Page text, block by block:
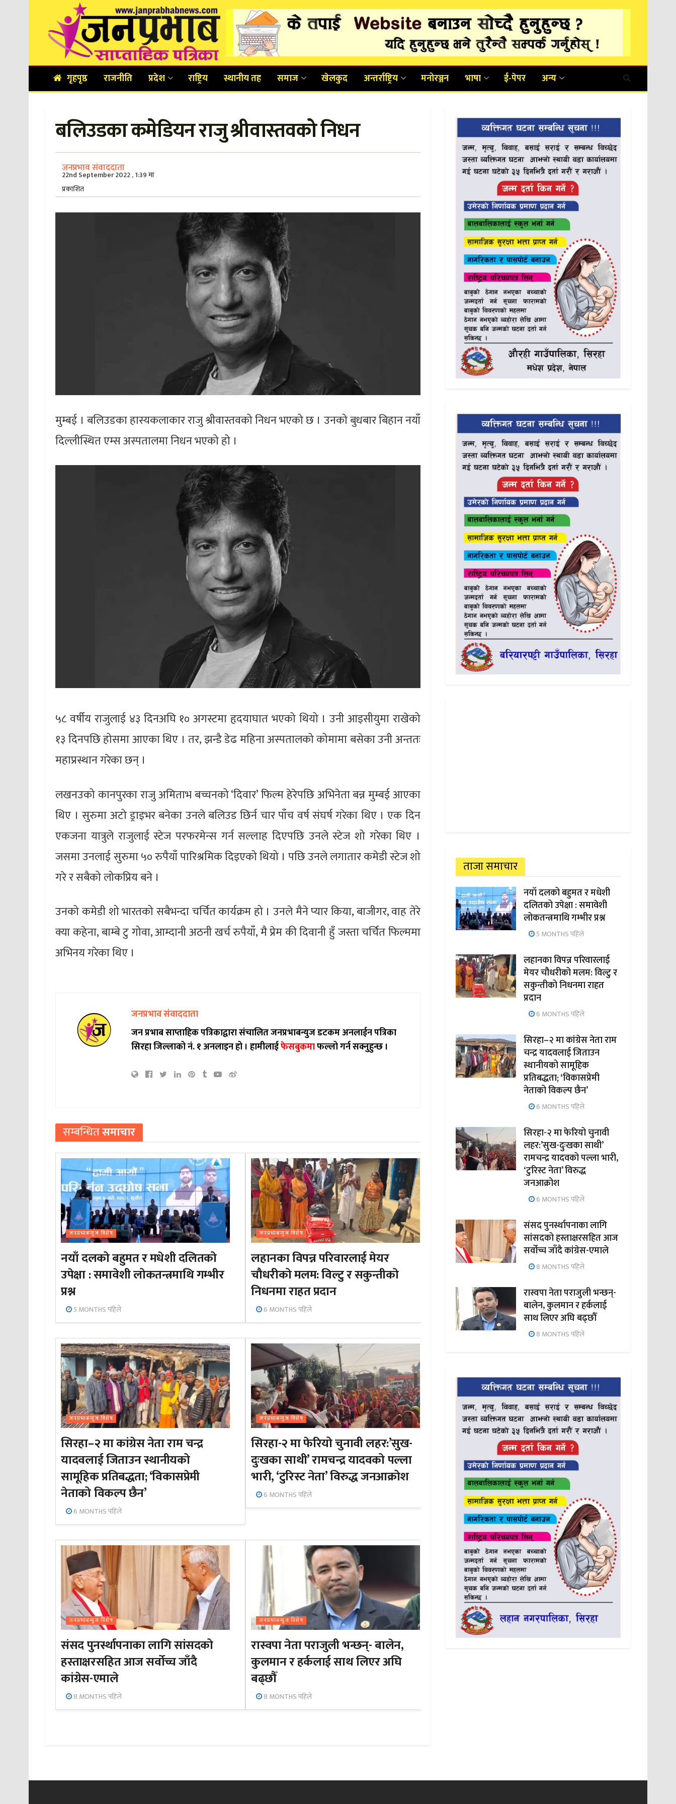
गृहपृष्ठ राजनीति प्रदेश राष्ट्रिय स्थानीय तह समाज खेलकुद अन्तर्राष्ट्रिय मनोरञ्जन भाषा ई-पेपर अन्य
बलिउडका कमेडियन राजु श्रीवास्तवको निधन
जनप्रभाव संवाददाता
22nd September 2022 , 1:39 मा
प्रकाशित
मुम्बई । बलिउडका हास्यकलाकार राजु श्रीवास्तवको निधन भएको छ । उनको बुधबार बिहान नयाँ
दिल्लीस्थित एम्स अस्पतालमा निधन भएको हो ।
५८ वर्षीय राजुलाई ४३ दिनअघि १० अगस्टमा हृदयाघात भएको थियो । उनी आइसीयुमा राखेको
१३ दिनपछि होसमा आएका थिए । तर, झन्डै डेढ महिना अस्पतालको कोमामा बसेका उनी अन्ततः
महाप्रस्थान गरेका छन् ।
लखनउको कानपुरका राजु अमिताभ बच्चनको ‘दिवार’ फिल्म हेरेपछि अभिनेता बन्न मुम्बई आएका
थिए । सुरुमा अटो ड्राइभर बनेका उनले बलिउड छिर्न चार पाँच वर्ष संघर्ष गरेका थिए । एक दिन
एकजना यात्रुले राजुलाई स्टेज परफरमेन्स गर्न सल्लाह दिएपछि उनले स्टेज शो गरेका थिए ।
जसमा उनलाई सुरुमा ५० रुपैयाँ पारिश्रमिक दिइएको थियो । पछि उनले लगातार कमेडी स्टेज शो
गरे र सबैको लोकप्रिय बने ।
उनको कमेडी शो भारतको सबैभन्दा चर्चित कार्यक्रम हो । उनले मैने प्यार किया, बाजीगर, वाह तेरे
क्या कहेना, बाम्बे टु गोवा, आम्दानी अठनी खर्च रुपैयाँ, मै प्रेम की दिवानी हुँ जस्ता चर्चित फिल्ममा
अभिनय गरेका थिए ।
जनप्रभाव संवाददाता
जन प्रभाब साप्ताहिक पत्रिकाद्वारा संचालित जनप्रभाबन्युज डटकम अनलाईन पत्रिका
सिरहा जिल्लाको नं. १ अनलाइन हो ।हामीलाईफेसबुकमाफल्लो गर्न सक्नुहुन्छ ।
सम्बन्धितसमाचार
जनप्रभाबन्युज विशेष
नयाँ दलको बहुमत र मधेशी दलितको
उपेक्षा : समावेशी लोकतन्त्रमाथि गम्भीर
प्रश्न
5 MONTHS पहिले
जनप्रभाबन्युज विशेष
लहानका विपन्न परिवारलाई मेयर
चौधरीको मलम: विल्टु र सकुन्तीको
निधनमा राहत प्रदान
6 MONTHS पहिले
जनप्रभाबन्युज विशेष
सिरहा–२ मा कांग्रेस नेता राम चन्द्र
यादवलाई जिताउन स्थानीयको
सामूहिक प्रतिबद्धता; ‘विकासप्रेमी
नेताको विकल्प छैन’
6 MONTHS पहिले
जनप्रभाबन्युज विशेष
सिरहा-२ मा फेरियो चुनावी लहर:’सुख-
दुःखका साथी’ रामचन्द्र यादवको पल्ला
भारी, ‘टुरिस्ट नेता’ विरुद्ध जनआक्रोश
6 MONTHS पहिले
जनप्रभाबन्युज विशेष
संसद पुनर्स्थापनाका लागि सांसदको
हस्ताक्षरसहित आज सर्वोच्च जाँदै
कांग्रेस-एमाले
8 MONTHS पहिले
जनप्रभाबन्युज विशेष
रास्वपा नेता पराजुली भन्छन्- बालेन,
कुलमान र हर्कलाई साथ लिएर अघि
बढ्छौँ
8 MONTHS पहिले
ताजा समाचार
नयाँ दलको बहुमत र मधेशी
दलितको उपेक्षा : समावेशी
लोकतन्त्रमाथि गम्भीर प्रश्न
5 MONTHS पहिले
लहानका विपन्न परिवारलाई
मेयर चौधरीको मलम: विल्टु र
सकुन्तीको निधनमा राहत
प्रदान
6 MONTHS पहिले
सिरहा–२ मा कांग्रेस नेता राम
चन्द्र यादवलाई जिताउन
स्थानीयको सामूहिक
प्रतिबद्धता; ‘विकासप्रेमी
नेताको विकल्प छैन’
6 MONTHS पहिले
सिरहा-२ मा फेरियो चुनावी
लहर:’सुख-दुःखका साथी’
रामचन्द्र यादवको पल्ला भारी,
‘टुरिस्ट नेता’ विरुद्ध
जनआक्रोश
6 MONTHS पहिले
संसद पुनर्स्थापनाका लागि
सांसदको हस्ताक्षरसहित आज
सर्वोच्च जाँदै कांग्रेस-एमाले
8 MONTHS पहिले
रास्वपा नेता पराजुली भन्छन्-
बालेन, कुलमान र हर्कलाई
साथ लिएर अघि बढ्छौँ
8 MONTHS पहिले